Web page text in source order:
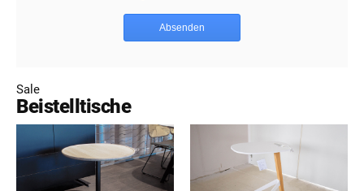
Absenden
Sale
Beistelltische